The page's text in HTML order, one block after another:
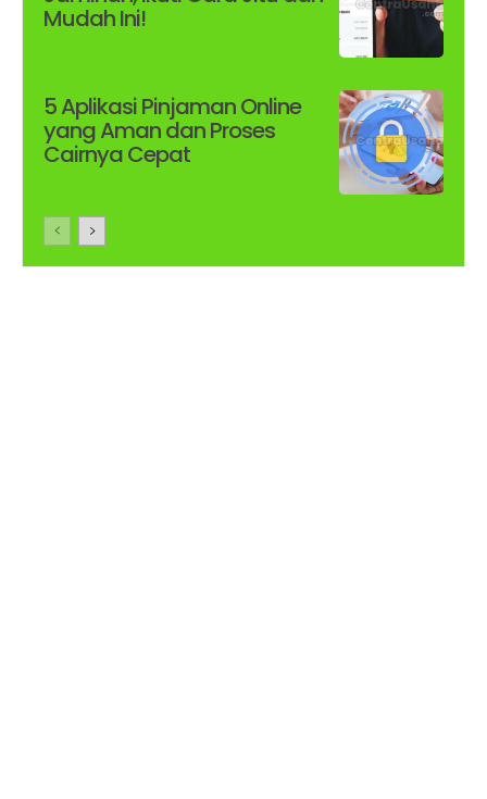
Mudah Ini!
5 Aplikasi Pinjaman Online
yang Aman dan Proses
Cairnya Cepat